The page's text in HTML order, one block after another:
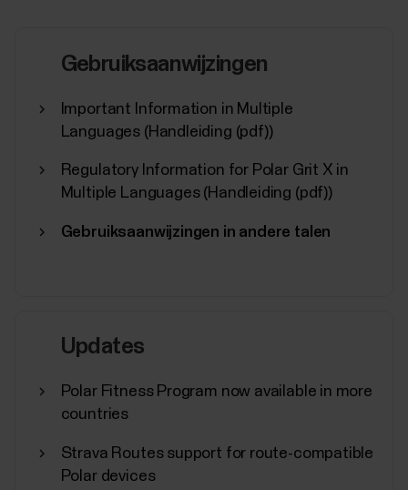
Gebruiksaanwijzingen
Important Information in Multiple
Languages (Handleiding (pdf))
Regulatory Information for Polar Grit X in
Multiple Languages (Handleiding (pdf))
Gebruiksaanwijzingen in andere talen
Updates
Polar Fitness Program now available in more
countries
Strava Routes support for route-compatible
Polar devices